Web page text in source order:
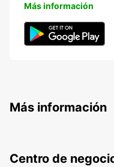
Más información
Más información
Centro de